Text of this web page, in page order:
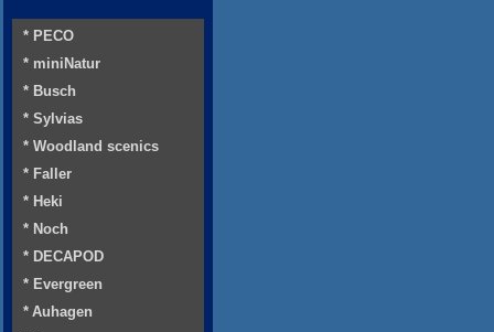
* PECO
* miniNatur
* Busch
* Sylvias
* Woodland scenics
* Faller
* Heki
* Noch
* DECAPOD
* Evergreen
* Auhagen